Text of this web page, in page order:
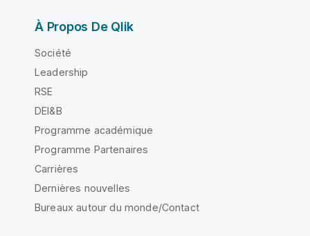
À Propos De Qlik
Société
Leadership
RSE
DEI&B
Programme académique
Programme Partenaires
Carrières
Dernières nouvelles
Bureaux autour du monde/Contact